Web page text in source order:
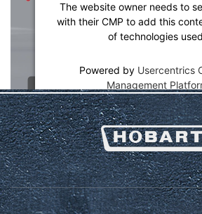
The website owner needs to
with their CMP to add this
of technologies
Powered by Usercentrics
Management